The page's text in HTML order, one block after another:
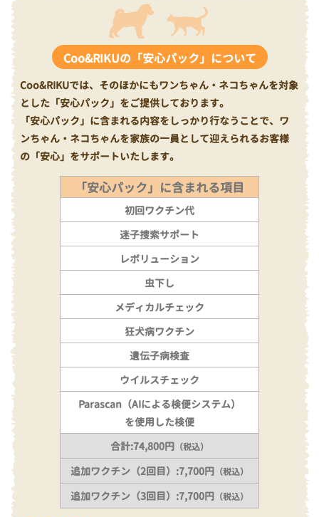
Coo&RIKUの「安心パック」について
Coo&RIKUでは、そのほかにもワンちゃん・ネコちゃんを対象
とした「安心パック」をご提供しております。
「安心パック」に含まれる内容をしっかり行なうことで、ワ
ンちゃん・ネコちゃんを家族の一員として迎えられるお客様
の「安心」をサポートいたします。
「安心パック」に含まれる項目
初回ワクチン代
迷子捜索サポート
レボリューション
虫下し
メディカルチェック
狂犬病ワクチン
遺伝子病検査
ウイルスチェック
Parascan（AIによる検便システム）
を使用した検便
合計:74,800円 （税込）
追加ワクチン（2回目）:7,700円 （税込）
追加ワクチン（3回目）:7,700円 （税込）